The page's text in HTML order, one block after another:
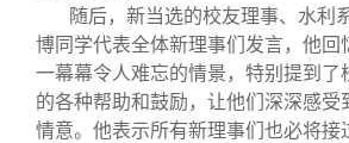
校友视界
理事会名单
制度法规
随后，新当选的校友理事、水利
博同学代表全体新理事们发言，他回
一幕幕令人难忘的情景，特别提到了
的各种帮助和鼓励，让他们深深感受
情意。他表示所有新理事们也必将接